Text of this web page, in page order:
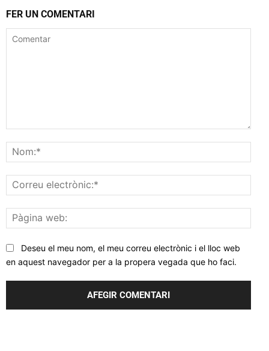
FER UN COMENTARI
web:
Deseu el meu nom, el meu correu electrònic i el lloc web
en aquest navegador per a la propera vegada que ho faci.